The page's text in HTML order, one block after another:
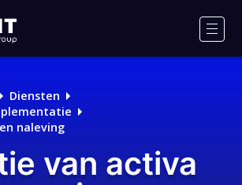
Diensten
naleving
van activa